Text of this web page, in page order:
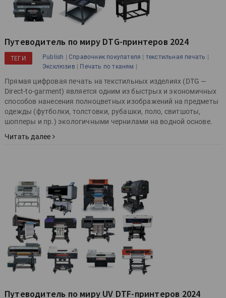
Путеводитель по миру DTG-принтеров 2024
ТЕГИ Publish |Справочник покупателя | текстильная печать |
Эксклюзив | Печать по тканям |
Прямая цифровая печать на текстильных изделиях (DTG —
Direct-to-garment) является одним из быстрых и экономичных
способов нанесения полноцветных изображений на предметы
одежды (футболки, толстовки, рубашки, поло, свитшоты,
шопперы и пр.) экологичными чернилами на водной основе.
Читать далее
Путеводитель по миру UV DTF-принтеров 2024